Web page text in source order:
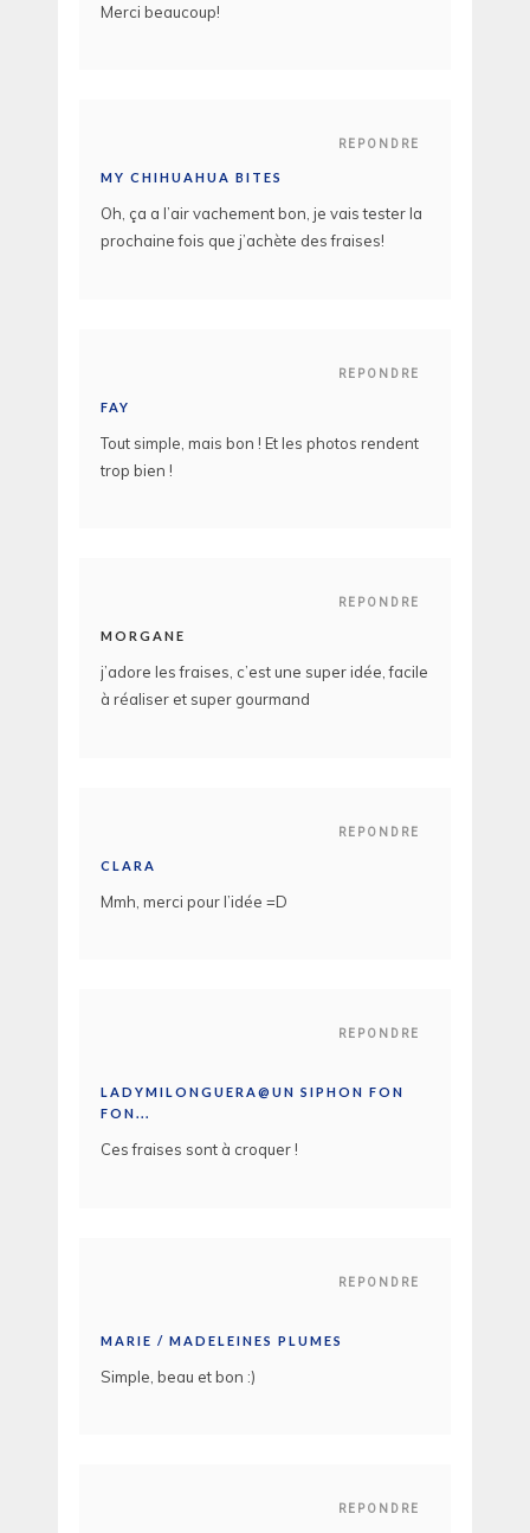
Merci beaucoup!
REPONDRE
MY CHIHUAHUA BITES
Oh, ça a l’air vachement bon, je vais tester la
prochaine fois que j’achète des fraises!
REPONDRE
FAY
Tout simple, mais bon ! Et les photos rendent
trop bien !
REPONDRE
MORGANE
j’adore les fraises, c’est une super idée, facile
à réaliser et super gourmand
REPONDRE
CLARA
Mmh, merci pour l’idée =D
REPONDRE
LADYMILONGUERA@UN SIPHON FON
FON...
Ces fraises sont à croquer !
REPONDRE
MARIE / MADELEINES PLUMES
Simple, beau et bon :)
REPONDRE